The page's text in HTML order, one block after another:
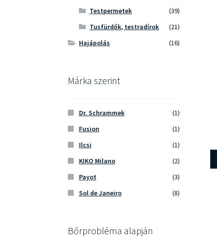
Testpermetek
(39)
Tusfürdők, testradírok
(21)
Hajápolás
(16)
Márka szerint
Dr. Schrammek
(1)
Fusion
(1)
Ilcsi
(1)
KIKO Milano
(2)
Payot
(3)
Sol de Janeiro
(8)
Bőrprobléma alapján